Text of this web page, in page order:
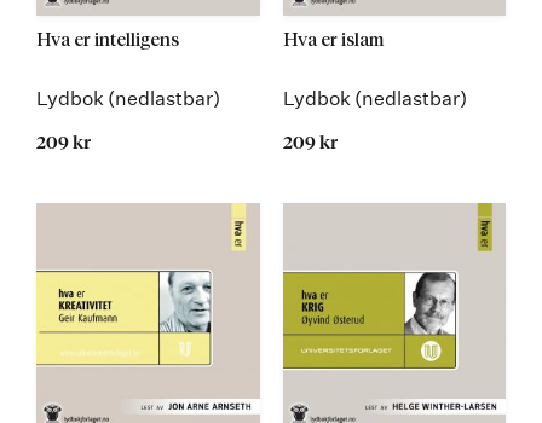
Hva er intelligens
Lydbok (nedlastbar)
209 kr
Hva er islam
Lydbok (nedlastbar)
209 kr